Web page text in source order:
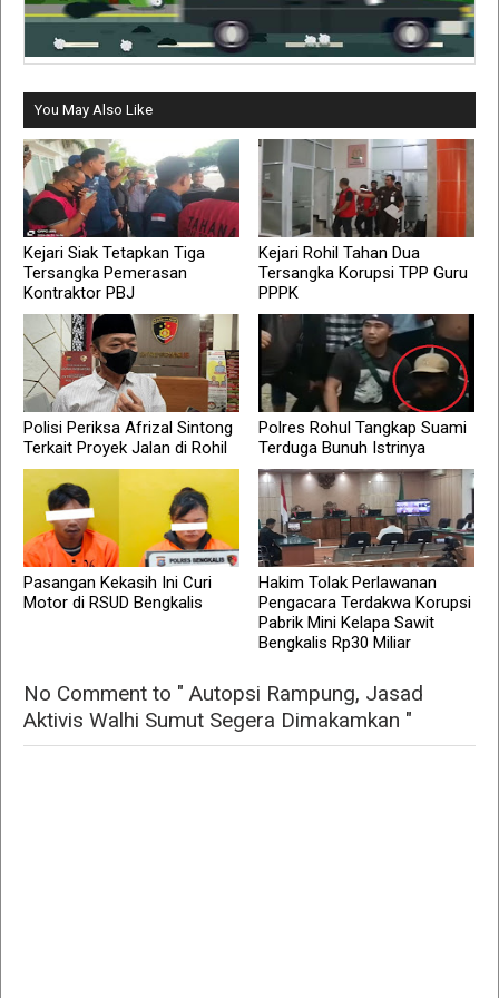
You May Also Like
Kejari Siak Tetapkan Tiga
Tersangka Pemerasan
Kontraktor PBJ
Kejari Rohil Tahan Dua
Tersangka Korupsi TPP Guru
PPPK
Polisi Periksa Afrizal Sintong
Terkait Proyek Jalan di Rohil
Polres Rohul Tangkap Suami
Terduga Bunuh Istrinya
Pasangan Kekasih Ini Curi
Motor di RSUD Bengkalis
Hakim Tolak Perlawanan
Pengacara Terdakwa Korupsi
Pabrik Mini Kelapa Sawit
Bengkalis Rp30 Miliar
No Comment to " Autopsi Rampung, Jasad
Aktivis Walhi Sumut Segera Dimakamkan "